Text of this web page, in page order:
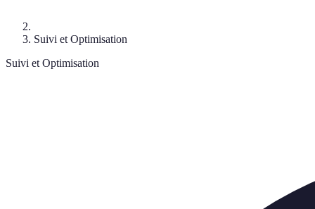
Suivi et Optimisation
Suivi et Optimisation